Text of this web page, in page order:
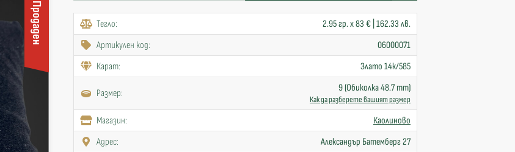
Продаден Тегло:
2.95 гр. x 83 € | 162.33 лв.
Артикулен код:
06000071
Карат:
Злато 14к/585
Размер: 9 (Обиколка 48.7 mm)
Как да разберете вашият размер
Mагазин:
Каолиново
Адрес:
Александър Батемберг 27